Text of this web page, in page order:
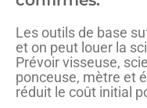
Les outils de base
et on peut louer la
Prévoir visseuse,
ponceuse, mètre et
réduit le coût initial